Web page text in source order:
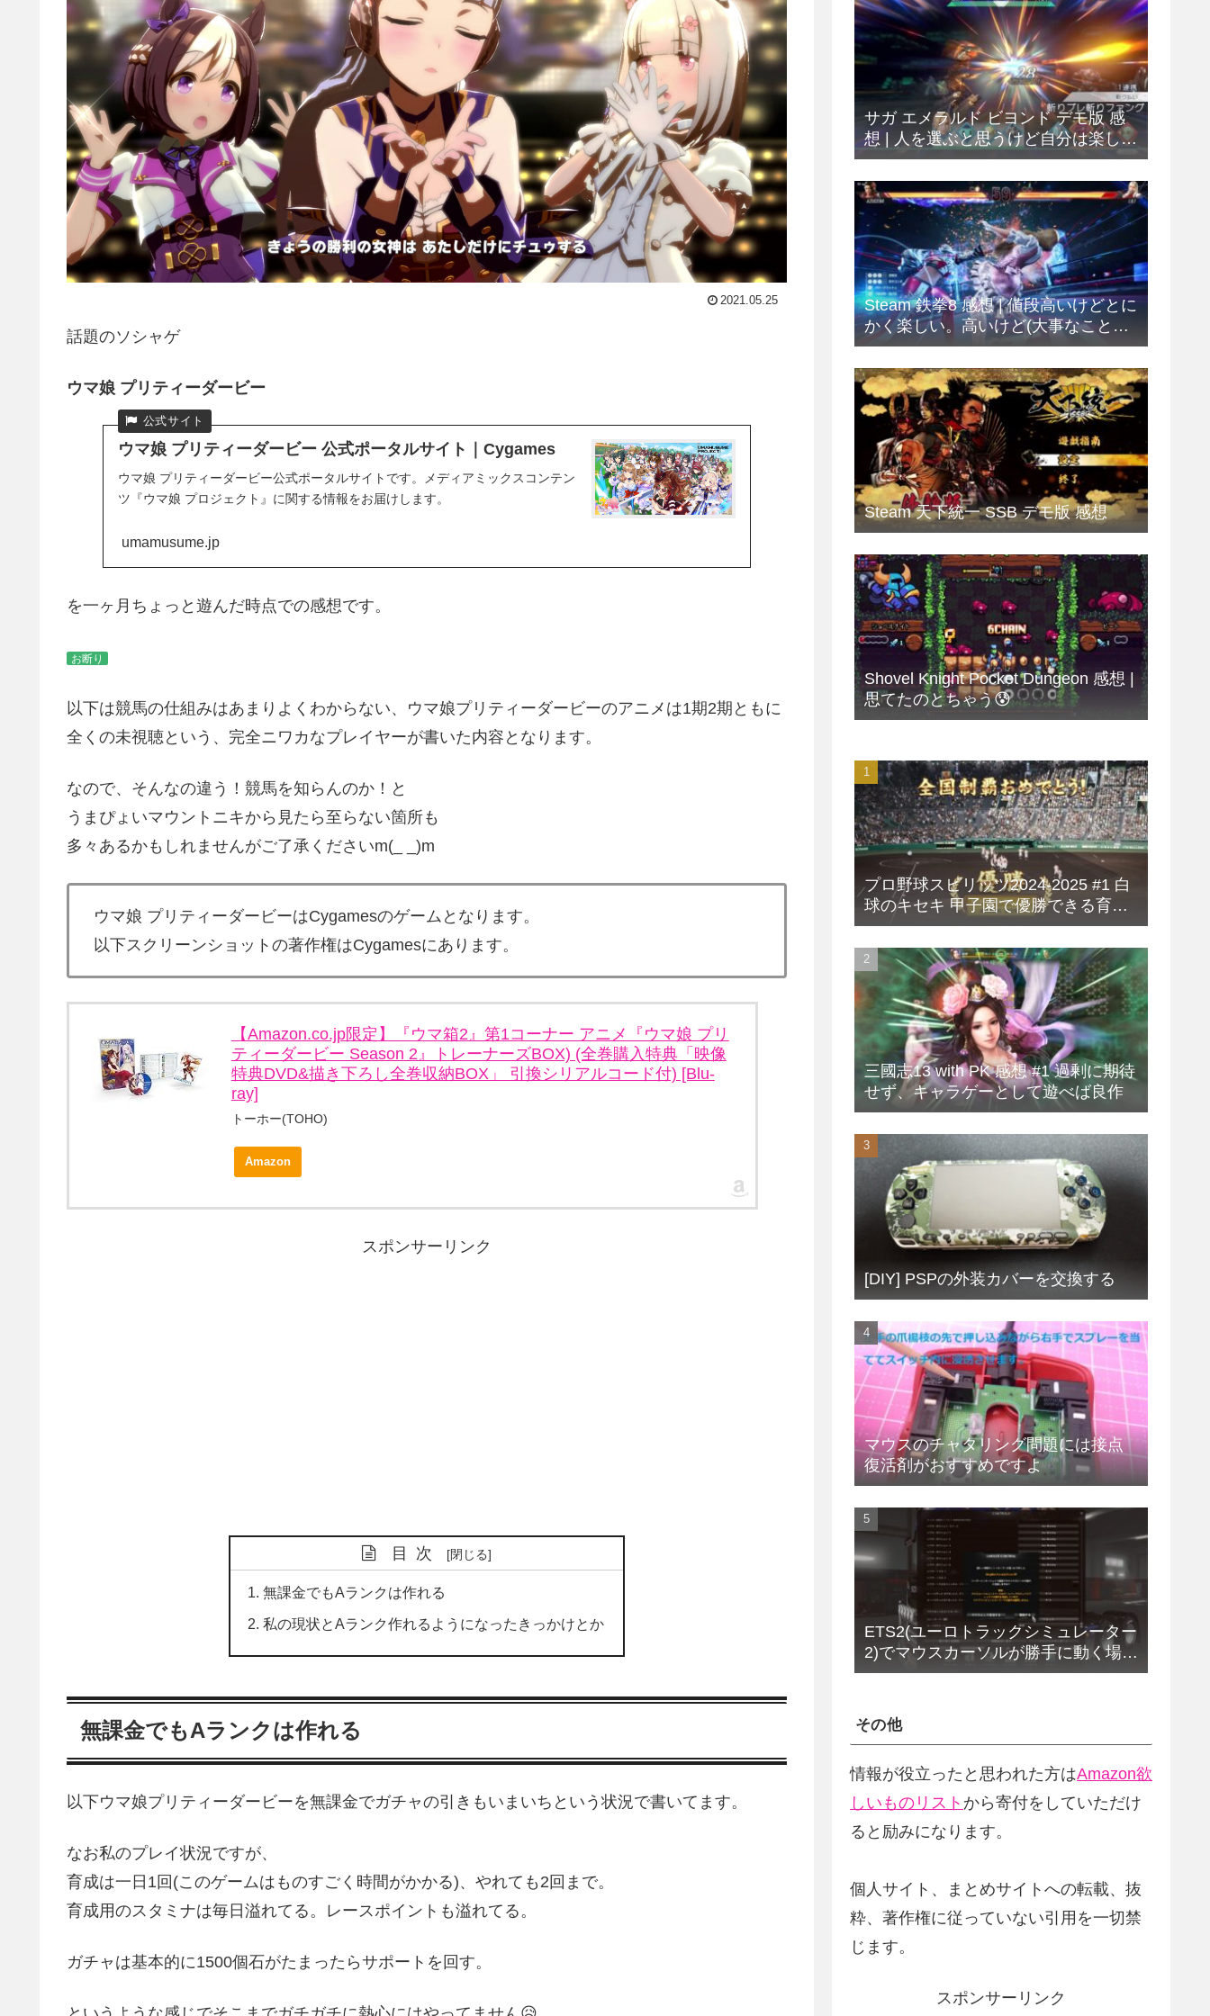
2021.05.25
話題のソシャゲ
ウマ娘 プリティーダービー
ウマ娘 プリティーダービー 公式ポータルサイト｜Cygames
ウマ娘 プリティーダービー公式ポータルサイトです。メディアミックスコンテン
ツ『ウマ娘 プロジェクト』に関する情報をお届けします。
umamusume.jp
を一ヶ月ちょっと遊んだ時点での感想です。
お断り
以下は競馬の仕組みはあまりよくわからない、ウマ娘プリティーダービーのアニメは1期2期ともに
全くの未視聴という、完全ニワカなプレイヤーが書いた内容となります。
なので、そんなの違う！競馬を知らんのか！と
うまぴょいマウントニキから見たら至らない箇所も
多々あるかもしれませんがご了承くださいm(_ _)m
ウマ娘 プリティーダービーはCygamesのゲームとなります。
以下スクリーンショットの著作権はCygamesにあります。
【Amazon.co.jp限定】『ウマ箱2』第1コーナー アニメ『ウマ娘 プリ
ティーダービー Season 2』トレーナーズBOX) (全巻購入特典「映像
特典DVD&描き下ろし全巻収納BOX」 引換シリアルコード付) [Blu-
ray]
トーホー(TOHO)
Amazon
スポンサーリンク
目次
無課金でもAランクは作れる
私の現状とAランク作れるようになったきっかけとか
無課金でもAランクは作れる
以下ウマ娘プリティーダービーを無課金でガチャの引きもいまいちという状況で書いてます。
なお私のプレイ状況ですが、
育成は一日1回(このゲームはものすごく時間がかかる)、やれても2回まで。
育成用のスタミナは毎日溢れてる。レースポイントも溢れてる。
ガチャは基本的に1500個石がたまったらサポートを回す。
サガ エメラルド ビヨンド デモ版 感
想 | 人を選ぶと思うけど自分は楽しめ
ました
Steam 鉄拳8 感想 | 値段高いけどとに
かく楽しい。高いけど(大事なことな
ので2回)。
Steam 天下統一 SSB デモ版 感想
Shovel Knight Pocket Dungeon 感想 |
思てたのとちゃう😰
プロ野球スピリッツ2024-2025 #1 白
球のキセキ 甲子園で優勝できる育成
方法
三國志13 with PK 感想 #1 過剰に期待
せず、キャラゲーとして遊べば良作
[DIY] PSPの外装カバーを交換する
マウスのチャタリング問題には接点
復活剤がおすすめですよ
ETS2(ユーロトラックシミュレーター
2)でマウスカーソルが勝手に動く場合
の解決法(改定版)
その他
情報が役立ったと思われた方はAmazon欲
しいものリスト から寄付をしていただけ
ると励みになります。
個人サイト、まとめサイトへの転載、抜
粋、著作権に従っていない引用を一切禁
じます。
スポンサーリンク